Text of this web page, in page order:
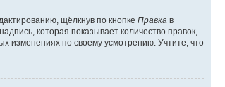
щёлкнув по кнопке Правка в
которая показывает количество правок,
изменениях по своему усмотрению. Учтите, что